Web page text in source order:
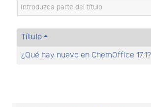
Introduzca parte del título
Título
¿Qué hay nuevo en ChemOffice 17.1?